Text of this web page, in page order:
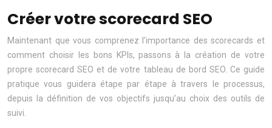
Créer votre scorecard SEO
Maintenant que vous comprenez l’importance des scorecards et
comment choisir les bons KPIs, passons à la création de votre
propre scorecard SEO et de votre tableau de bord SEO. Ce guide
pratique vous guidera étape par étape à travers le processus,
depuis la définition de vos objectifs jusqu’au choix des outils de
suivi.